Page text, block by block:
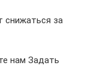
снижаться за
нам Задать